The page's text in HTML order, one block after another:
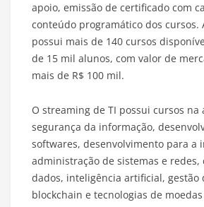
apoio, emissão de certificado com
conteúdo programático dos cursos.
possui mais de 140 cursos
de 15 mil alunos, com valor de
mais de R$ 100 mil.
O streaming de TI possui cursos na
segurança da informação,
softwares, desenvolvimento para a
administração de sistemas e redes,
dados, inteligência artificial, gestão
blockchain e tecnologias de